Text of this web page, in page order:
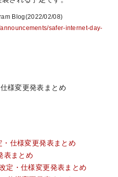
Blog(2022/02/08)
safer-internet-day-
様変更発表まとめ
仕様変更発表まとめ
表まとめ
定・仕様変更発表まとめ